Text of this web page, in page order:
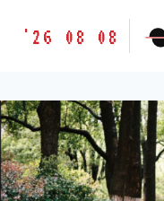
胶
味
道
LETSFILM
'26 08 08